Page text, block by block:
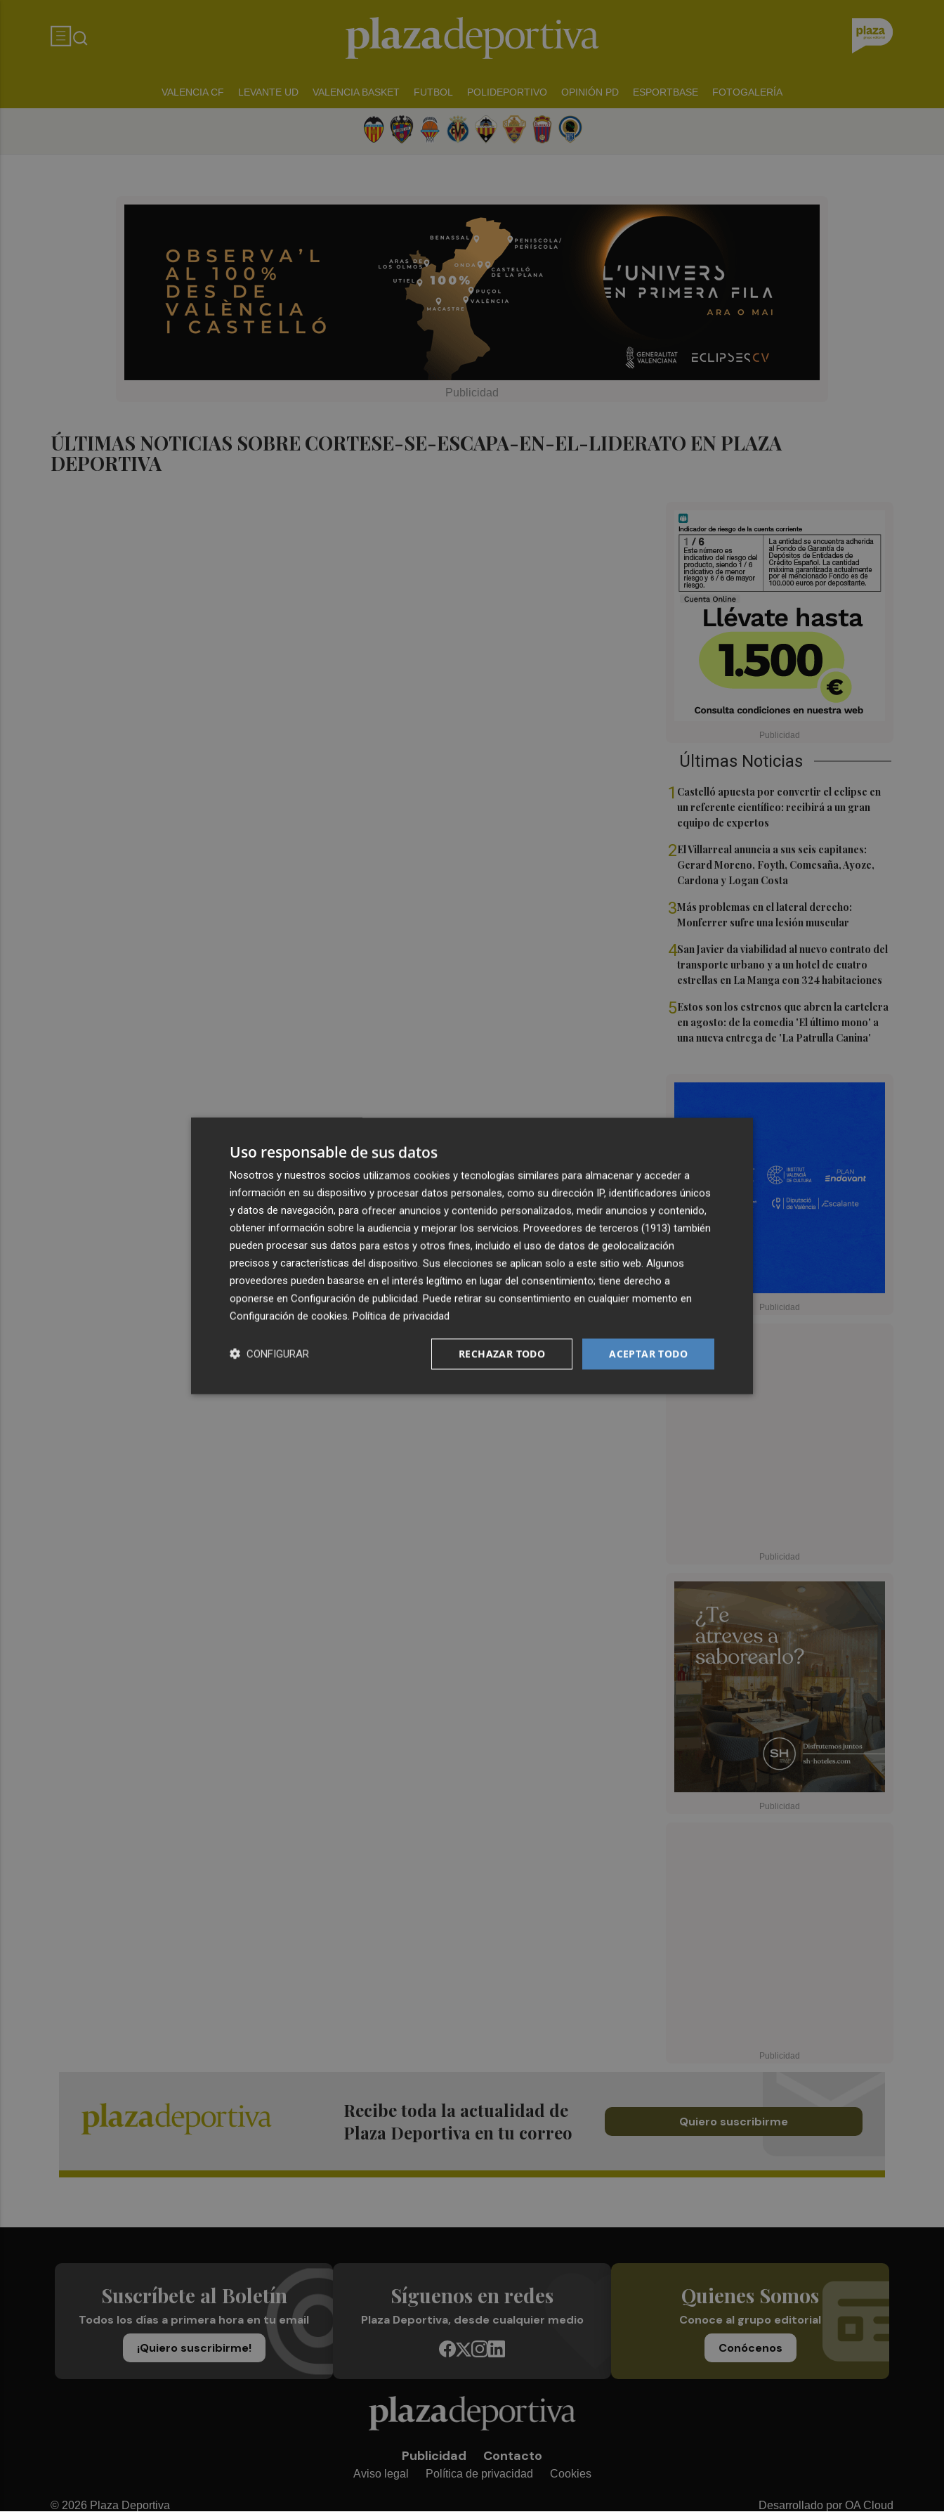
VALENCIA CF LEVANTE UD VALENCIA BASKET FUTBOL POLIDEPORTIVO OPINIÓN PD ESPORTBASE FOTOGALERÍA
ÚLTIMAS NOTICIAS SOBRE CORTESE-SE-ESCAPA-EN-EL-LIDERATO EN PLAZA
DEPORTIVA
Últimas Noticias
1 Castelló apuesta por convertir el eclipse en
un referente científico: recibirá a un gran
equipo de expertos
2El Villarreal anuncia a sus seis capitanes:
Gerard Moreno, Foyth, Comesaña, Ayoze,
Cardona y Logan Costa
3Más problemas en el lateral derecho:
Monferrer sufre una lesión muscular
4San Javier da viabilidad al nuevo contrato del
transporte urbano y a un hotel de cuatro
estrellas en La Manga con 324 habitaciones
5Estos son los estrenos que abren la cartelera
en agosto: de la comedia 'El último mono' a
una nueva entrega de 'La Patrulla Canina'
Recibe toda la actualidad de
Plaza Deportiva en tu correo
Quiero suscribirme
Suscríbete al Boletín
Todos los días a primera hora en tu email
¡Quiero suscribirme!
Síguenos en redes
Plaza Deportiva, desde cualquier medio
Quienes Somos
Conoce al grupo editorial
Conócenos
Publicidad Contacto
Aviso legal Política de privacidad Cookies
© 2026 Plaza Deportiva Desarrollado por OA Cloud
Uso responsable de sus datos
Nosotros y nuestros socios utilizamos cookies y tecnologías similares para almacenar y acceder a
información en su dispositivo y procesar datos personales, como su dirección IP, identificadores únicos
y datos de navegación, para ofrecer anuncios y contenido personalizados, medir anuncios y contenido,
obtener información sobre la audiencia y mejorar los servicios. Proveedores de terceros (1913) también
pueden procesar sus datos para estos y otros fines, incluido el uso de datos de geolocalización
precisos y características del dispositivo. Sus elecciones se aplican solo a este sitio web. Algunos
proveedores pueden basarse en el interés legítimo en lugar del consentimiento; tiene derecho a
oponerse en Configuración de publicidad. Puede retirar su consentimiento en cualquier momento en
Configuración de cookies. Política de privacidad
ACEPTAR TODO
RECHAZAR TODO
CONFIGURAR